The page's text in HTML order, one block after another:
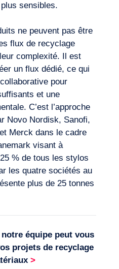
sensibles.
ne peuvent pas être
flux de recyclage
complexité. Il est
un flux dédié, ce qui
pour
et une
C’est l’approche
Novo Nordisk, Sanofi,
Merck dans le cadre
visant à
% de tous les stylos
les quatre sociétés au
plus de 25 tonnes
équipe peut vous
projets de recyclage
>